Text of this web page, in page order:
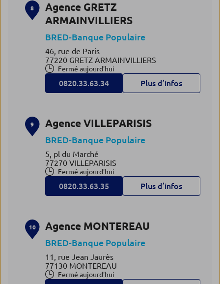
8
Agence GRETZ
ARMAINVILLIERS
BRED-Banque Populaire
46, rue de Paris
77220 GRETZ ARMAINVILLIERS
Fermé aujourd'hui
0820.33.63.34 Plus d’infos
9 Agence VILLEPARISIS
BRED-Banque Populaire
5, pl du Marché
77270 VILLEPARISIS
Fermé aujourd'hui
0820.33.63.35 Plus d’infos
10 Agence MONTEREAU
BRED-Banque Populaire
11, rue Jean Jaurès
77130 MONTEREAU
Fermé aujourd'hui